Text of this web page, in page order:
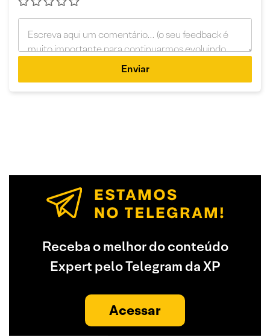
Enviar
Receba o melhor do conteúdo
Expert pelo Telegram da XP
Acessar